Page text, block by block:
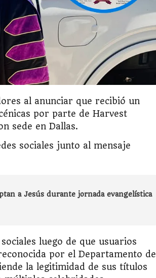
al anunciar que recibió un
por parte de Harvest
sede en Dallas.
sociales junto al mensaje
a Jesús durante jornada evangelística
luego de que usuarios
por el Departamento de
la legitimidad de sus títulos